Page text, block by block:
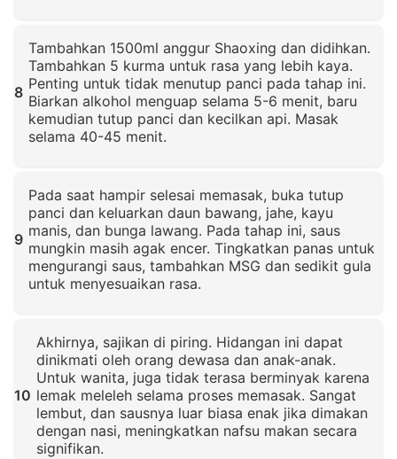
8
Tambahkan 1500ml anggur Shaoxing dan didihkan.
Tambahkan 5 kurma untuk rasa yang lebih kaya.
Penting untuk tidak menutup panci pada tahap ini.
Biarkan alkohol menguap selama 5-6 menit, baru
kemudian tutup panci dan kecilkan api. Masak
selama 40-45 menit.
9
Pada saat hampir selesai memasak, buka tutup
panci dan keluarkan daun bawang, jahe, kayu
manis, dan bunga lawang. Pada tahap ini, saus
mungkin masih agak encer. Tingkatkan panas untuk
mengurangi saus, tambahkan MSG dan sedikit gula
untuk menyesuaikan rasa.
10
Akhirnya, sajikan di piring. Hidangan ini dapat
dinikmati oleh orang dewasa dan anak-anak.
Untuk wanita, juga tidak terasa berminyak karena
lemak meleleh selama proses memasak. Sangat
lembut, dan sausnya luar biasa enak jika dimakan
dengan nasi, meningkatkan nafsu makan secara
signifikan.